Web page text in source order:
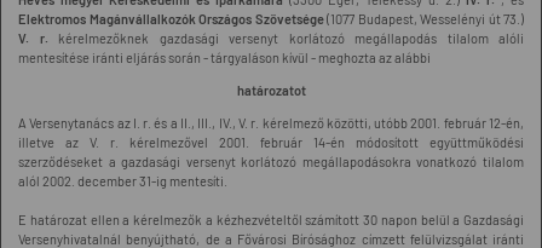
Elektromos Magánvállalkozók Országos Szövetsége(1077 Budapest, Wesselényi út 73.)
V. r. kérelmezőknek gazdasági versenyt korlátozó megállapodás tilalom alóli
mentesítése iránti eljárás során - tárgyaláson kívül - meghozta az alábbi
határozatot
A Versenytanács az I. r. és a II., III., IV., V. r. kérelmező közötti, utóbb 2001. február 12-én,
illetve az V. r. kérelmezővel 2001. február 14-én módosított együttműködési
szerződéseket a gazdasági versenyt korlátozó megállapodásokra vonatkozó tilalom
alól 2002. december 31-ig mentesíti.
E határozat ellen a kérelmezők a kézhezvételtől számított 30 napon belül a Gazdasági
Versenyhivatalnál benyújtható, de a Fővárosi Bírósághoz címzett felülvizsgálat iránti